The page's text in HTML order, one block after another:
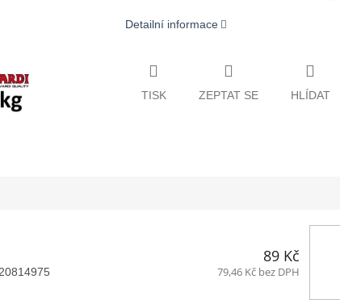
Detailní informace
TISK ZEPTAT SE HLÍDAT
89 Kč
79,46 Kč bez DPH